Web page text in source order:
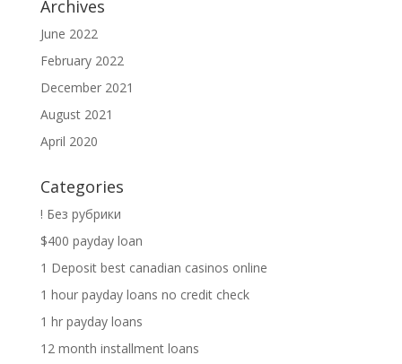
Archives
June 2022
February 2022
December 2021
August 2021
April 2020
Categories
! Без рубрики
$400 payday loan
1 Deposit best canadian casinos online
1 hour payday loans no credit check
1 hr payday loans
12 month installment loans